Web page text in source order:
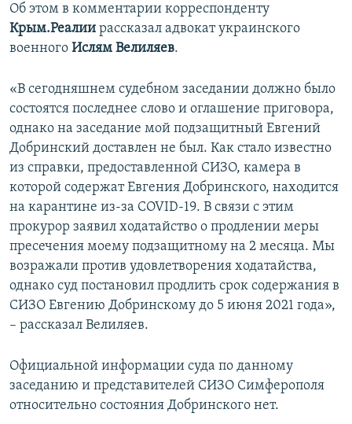
ELIFBE
УКРАИНСКАЯ ПРОБЛЕМА КРЫМА
Об этом в комментарии корреспонденту
Крым.Реалии рассказал адвокат украинского
военного Ислям Велиляев.
«В сегодняшнем судебном заседании должно было
состоятся последнее слово и оглашение приговора,
однако на заседание мой подзащитный Евгений
Добринский доставлен не был. Как стало известно
из справки, предоставленной СИЗО, камера в
которой содержат Евгения Добринского, находится
на карантине из-за COVID-19. В связи с этим
прокурор заявил ходатайство о продлении меры
пресечения моему подзащитному на 2 месяца. Мы
возражали против удовлетворения ходатайства,
однако суд постановил продлить срок содержания в
СИЗО Евгению Добринскому до 5 июня 2021 года»,
– рассказал Велиляев.
Официальной информации суда по данному
заседанию и представителей СИЗО Симферополя
относительно состояния Добринского нет.